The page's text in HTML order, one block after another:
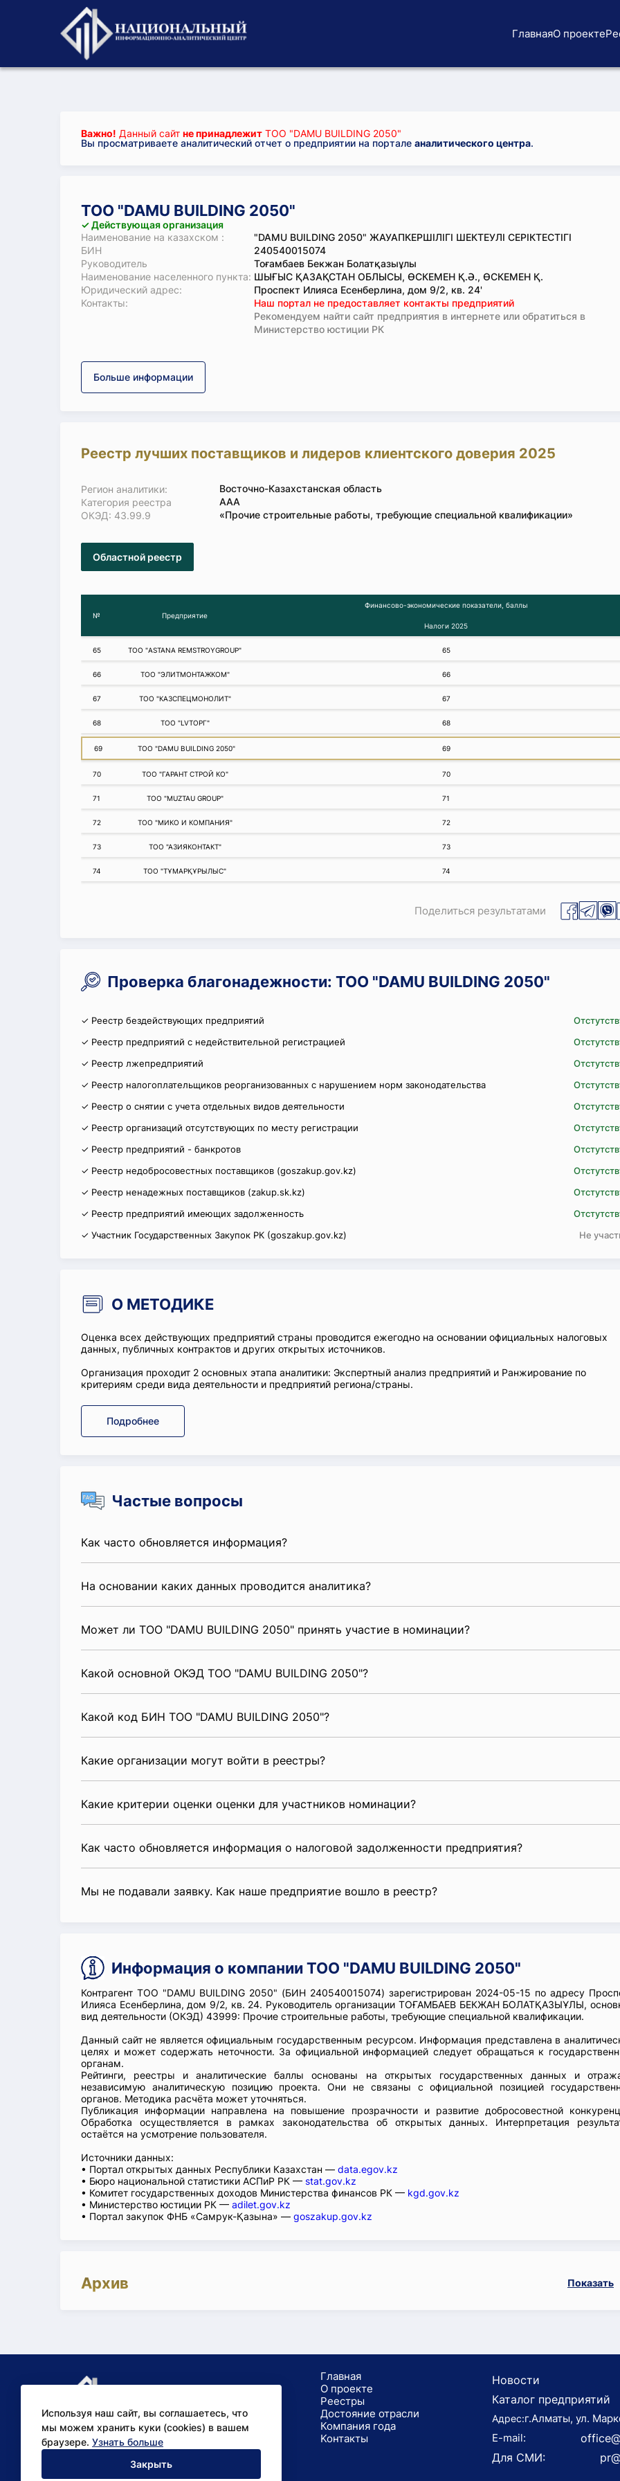
ГлавнаяО проекте
Важно! Данный сайт не принадлежит ТОО "DAMU BUILDING 2050"
Вы просматриваете аналитический отчет о предприятии на портале аналитического центра.
ТОО "DAMU BUILDING 2050"
✓ Действующая организация
Наименование на казахском :
"DAMU BUILDING 2050" ЖАУАПКЕРШІЛІГІ ШЕКТЕУЛІ СЕРІКТЕСТІГІ
БИН
240540015074
Руководитель
Тоғамбаев Бекжан Болатқазыұлы
Наименование населенного пункта: ШЫҒЫС ҚАЗАҚСТАН ОБЛЫСЫ, ӨСКЕМЕН Қ.Ә., ӨСКЕМЕН Қ.
Юридический адрес:
Проспект Илияса Есенберлина, дом 9/2, кв. 24'
Koнтaкты:
Наш портал не предоставляет контакты предприятий
Рекомендуем найти сайт предприятия в интернете или обратиться в
Министерство юстиции РК
Больше информации
Реестр лучших поставщиков и лидеров клиентского доверия 2025
Регион аналитики:
Восточно-Казахстанская область
Категория реестра
ААА
ОКЭД: 43.99.9
«Прочие строительные работы, требующие специальной квалификации»
Областной реестр
№ Предприятие
Финансово-экономические показатели, баллы
Налоги 2025
65 ТОО "ASTANA REMSTROYGROUP" 65
66 ТОО "ЭЛИТМОНТАЖКОМ" 66
67 ТОО "КАЗСПЕЦМОНОЛИТ" 67
68 ТОО "LVТОРГ" 68
69 ТОО "DAMU BUILDING 2050" 69
70 ТОО "ГАРАНТ СТРОЙ КО" 70
71 ТОО "MUZTAU GROUP" 71
72 ТОО "МИКО И КОМПАНИЯ" 72
73 ТОО "АЗИЯКОНТАКТ" 73
74 ТОО "ТҰМАРҚҰРЫЛЫС" 74
Поделиться результатами
Проверка благонадежности: ТОО "DAMU BUILDING 2050"
✓ Реестр бездействующих предприятий
✓ Реестр предприятий с недействительной регистрацией
✓ Реестр лжепредприятий
✓ Реестр налогоплательщиков реорганизованных с нарушением норм законодательства
✓ Реестр о снятии с учета отдельных видов деятельности
✓ Реестр организаций отсутствующих по месту регистрации
✓ Реестр предприятий - банкротов
✓ Реестр недобросовестных поставщиков (goszakup.gov.kz)
✓ Реестр ненадежных поставщиков (zakup.sk.kz)
✓ Реестр предприятий имеющих задолженность
✓ Участник Государственных Закупок РК (goszakup.gov.kz)
Не
О МЕТОДИКЕ
Оценка всех действующих предприятий страны проводится ежегодно на основании официальных налоговых
данных, публичных контрактов и других открытых источников.
Организация проходит 2 основных этапа аналитики: Экспертный анализ предприятий и Ранжирование по
критериям среди вида деятельности и предприятий региона/страны.
Подробнее
Частые вопросы
Как часто обновляется информация?
На основании каких данных проводится аналитика?
Может ли ТОО "DAMU BUILDING 2050" принять участие в номинации?
Какой основной ОКЭД ТОО "DAMU BUILDING 2050"?
Какой код БИН ТОО "DAMU BUILDING 2050"?
Какие организации могут войти в реестры?
Какие критерии оценки оценки для участников номинации?
Как часто обновляется информация о налоговой задолженности предприятия?
Мы не подавали заявку. Как наше предприятие вошло в реестр?
Информация о компании ТОО "DAMU BUILDING 2050"
Контрагент ТОО "DAMU BUILDING 2050" (БИН 240540015074) зарегистрирован 2024-05-15 по адресу
Илияса Есенберлина, дом 9/2, кв. 24. Руководитель организации ТОҒАМБАЕВ БЕКЖАН БОЛАТҚАЗЫҰЛЫ,
вид деятельности (ОКЭД) 43999: Прочие строительные работы, требующие специальной квалификации.
Данный сайт не является официальным государственным ресурсом. Информация представлена в
целях и может содержать неточности. За официальной информацией следует обращаться к
органам.
Рейтинги, реестры и аналитические баллы основаны на открытых государственных данных и
независимую аналитическую позицию проекта. Они не связаны с официальной позицией
органов. Методика расчёта может уточняться.
Публикация информации направлена на повышение прозрачности и развитие добросовестной
Обработка осуществляется в рамках законодательства об открытых данных. Интерпретация
остаётся на усмотрение пользователя.
Источники данных:
• Портал открытых данных Республики Казахстан — data.egov.kz
• Бюро национальной статистики АСПиР РК — stat.gov.kz
• Комитет государственных доходов Министерства финансов РК — kgd.gov.kz
• Министерство юстиции РК — adilet.gov.kz
• Портал закупок ФНБ «Самрук-Қазына» — goszakup.gov.kz
Архив Показать
Используя наш сайт, вы соглашаетесь, что
мы можем хранить куки (cookies) в вашем
браузере. Узнать больше
Закрыть
Аналитические
исследования для бизнеса
Главная
О проекте
Реестры
Достояние отрасли
Компания года
Koнтaкты
Новости
Каталог предприятий
Адрес:г.Алматы, ул.
E-mail:
Для СМИ: